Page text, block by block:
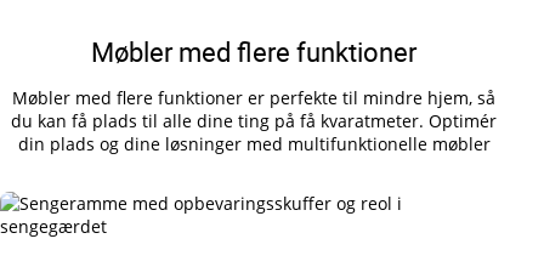
Møbler med flere funktioner
Møbler med flere funktioner er perfekte til mindre hjem, så
du kan få plads til alle dine ting på få kvaratmeter. Optimér
din plads og dine løsninger med multifunktionelle møbler